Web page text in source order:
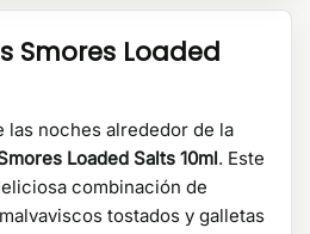
Smores Loaded
las noches alrededor de la
Loaded Salts 10ml. Este
combinación de
tostados y galletas